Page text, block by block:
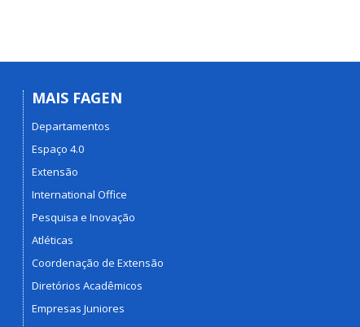
MAIS FAGEN
Departamentos
Espaço 4.0
Extensão
International Office
Pesquisa e Inovação
Atléticas
Coordenação de Extensão
Diretórios Acadêmicos
Empresas Juniores